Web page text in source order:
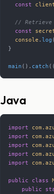
  const
//
  const
  console
. log (
}
main (). catch ((
Java
import
import
import
import
import
public class
    public